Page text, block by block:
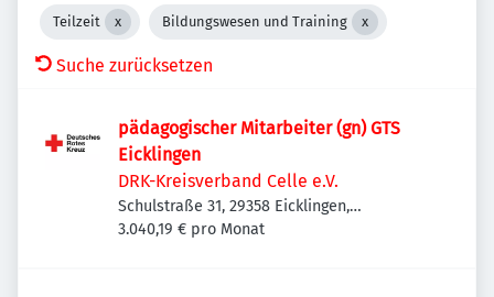
Teilzeit Bildungswesen und Training
Suche zurücksetzen
pädagogischer Mitarbeiter (gn) GTS
Eicklingen
DRK-Kreisverband Celle e.V.
Schulstraße 31, 29358 Eicklingen,
Deutschland
3.040,19 € pro Monat